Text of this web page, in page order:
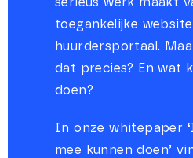
serieus werk maakt
toegankelijke
huurdersportaal.
dat precies? En wat
doen?
In onze whitepaper
mee kunnen doen’